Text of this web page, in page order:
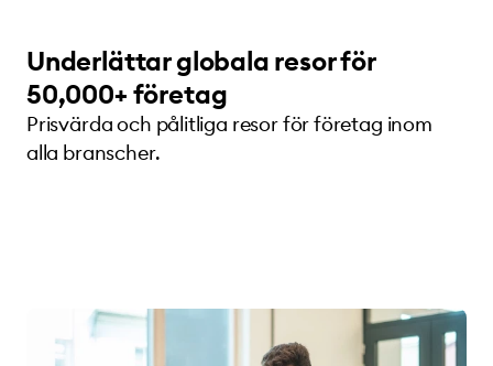
Underlättar globala resor för
50,000+ företag
Prisvärda och pålitliga resor för företag inom
alla branscher.